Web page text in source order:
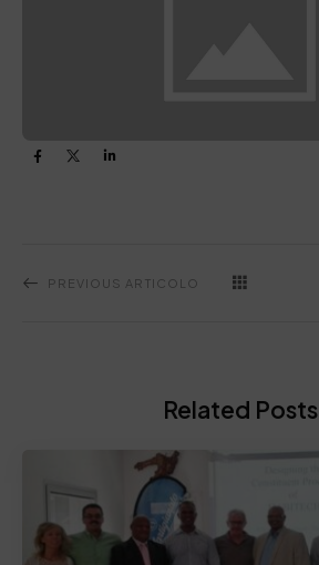
PREVIOUS ARTICOLO
Related Posts